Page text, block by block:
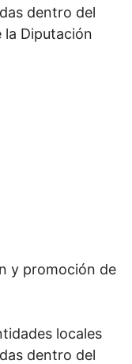
dentro del
la Diputación
y promoción de
locales
dentro del